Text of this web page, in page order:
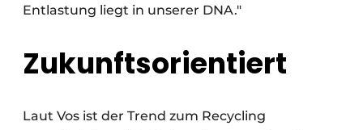
Entlastung liegt in unserer DNA."
Zukunftsorientiert
Laut Vos ist der Trend zum Recycling